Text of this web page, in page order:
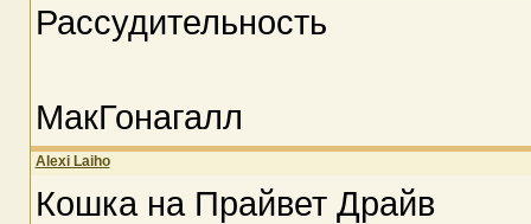
Рассудительность
МакГонагалл
Alexi Laiho
Кошка на Прайвет Драйв